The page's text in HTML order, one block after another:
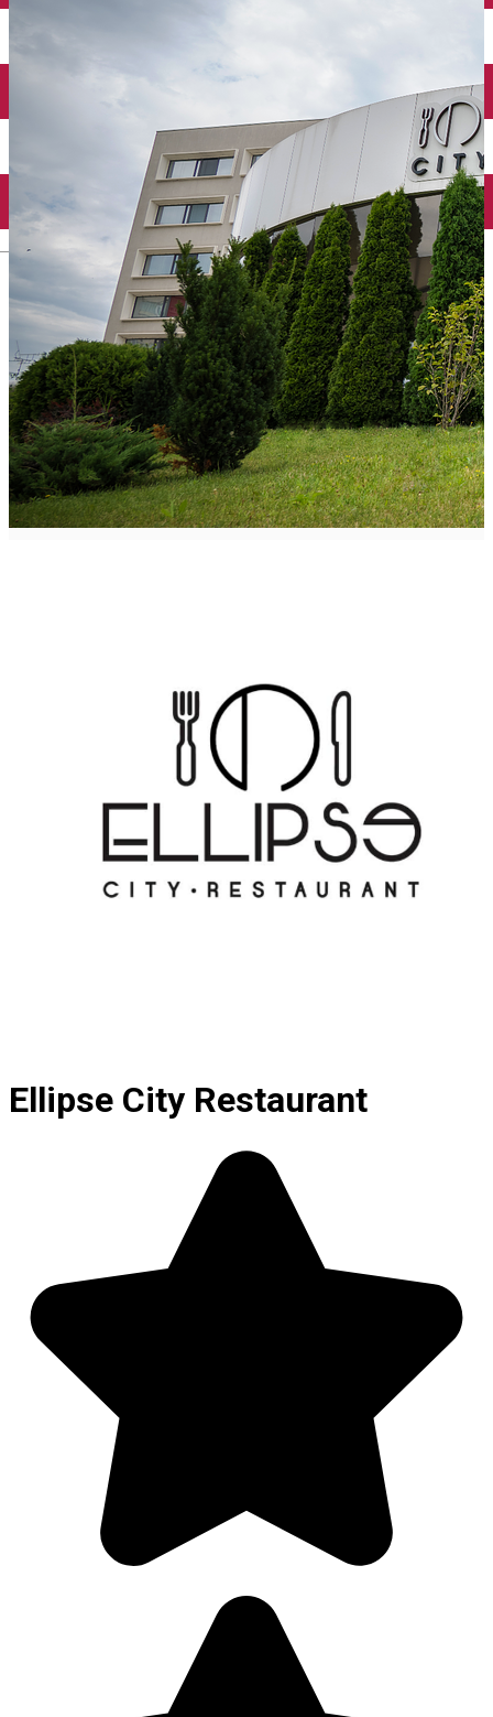
English
Încărcare vehicule electrice
Ellipse City Restaurant